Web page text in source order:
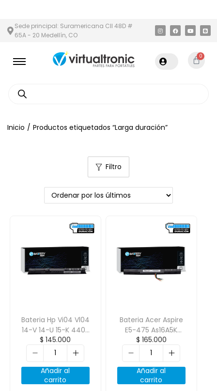
Sede principal: Suramericana Cll 48D #
65A - 20 Medellín, CO
0
Inicio / Productos etiquetados “Larga duración”
Filtro
Bateria Hp Vi04 Vl04
14-V 14-U 15-K 440-
G2 450-G2 14.8V
2600mAh 4 Celdas
$ 145.000
Añadir al
carrito
Bateria Acer Aspire
E5-475 As16A5K
As16A7K As16A8K
14.6V 2900mAh 4
$ 165.000
Añadir al
carrito